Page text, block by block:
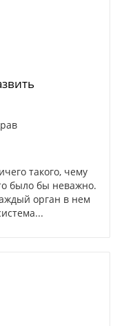
такого, чему
было бы неважно.
орган в нем